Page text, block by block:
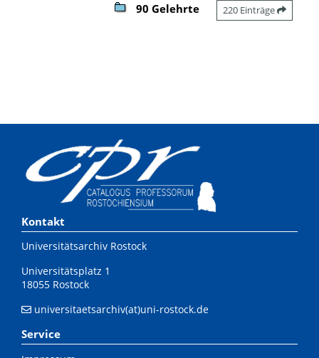
90 Gelehrte 220 Einträge
Kontakt
Universitätsarchiv Rostock
Universitätsplatz 1
18055 Rostock
universitaetsarchiv(at)uni-rostock.de
Service